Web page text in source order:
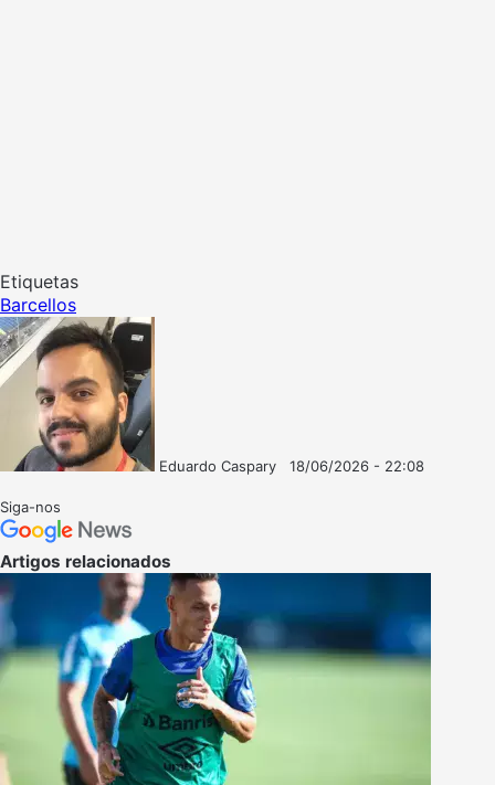
Etiquetas
Barcellos
Eduardo Caspary
18/06/2026 - 22:08
Siga-nos
Artigos relacionados